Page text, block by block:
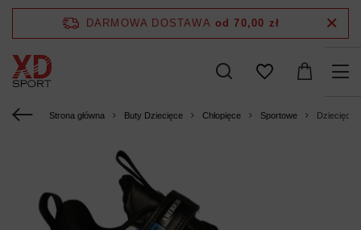
DARMOWA DOSTAWA od 70,00 zł
Strona główna Buty Dziecięce Chłopięce Sportowe Dziecięce